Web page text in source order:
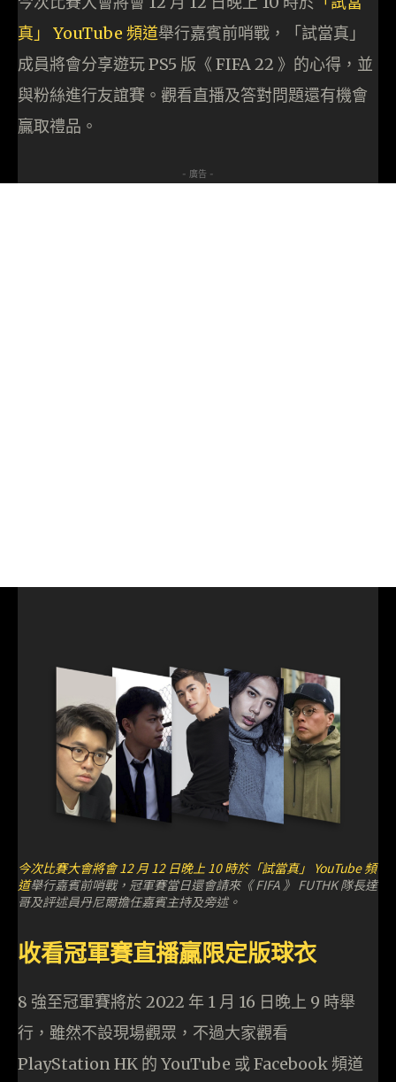
真」 YouTube 頻道舉行嘉賓前哨戰，「試當真」
成員將會分享遊玩 PS5 版《 FIFA 22 》的心得，並
與粉絲進行友誼賽。觀看直播及答對問題還有機會
贏取禮品。
- 廣告 -
今次比賽大會將會 12 月 12 日晚上 10 時於「試當真」 YouTube 頻
道舉行嘉賓前哨戰，冠軍賽當日還會請來《 FIFA 》 FUTHK 隊長達
哥及評述員丹尼爾擔任嘉賓主持及旁述。
收看冠軍賽直播贏限定版球衣
8 強至冠軍賽將於 2022 年 1 月 16 日晚上 9 時舉
行，雖然不設現場觀眾，不過大家觀看
PlayStation HK 的 YouTube 或 Facebook 頻道